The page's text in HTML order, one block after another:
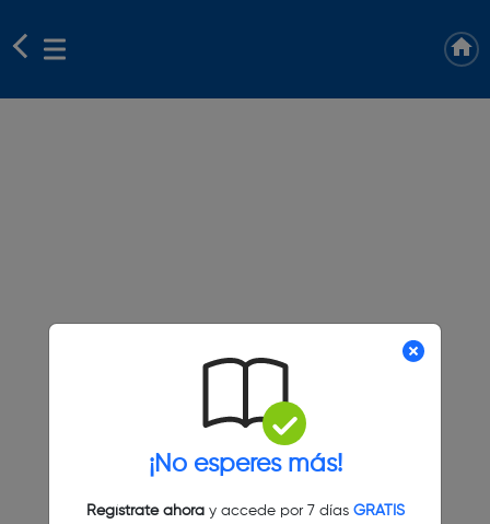
¡No esperes más!
Regístrate ahoray accede por 7 días GRATIS